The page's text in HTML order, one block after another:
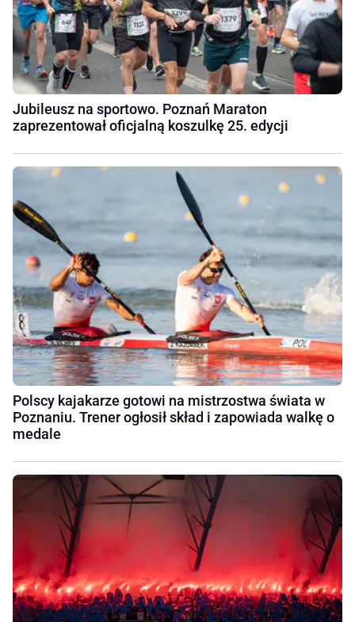
Jubileusz na sportowo. Poznań Maraton
zaprezentował oficjalną koszulkę 25. edycji
Polscy kajakarze gotowi na mistrzostwa świata w
Poznaniu. Trener ogłosił skład i zapowiada walkę o
medale